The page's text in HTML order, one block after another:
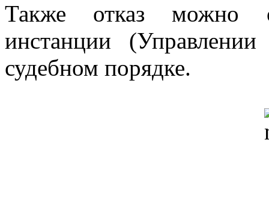
Также отказ можно
инстанции
судебном порядке.